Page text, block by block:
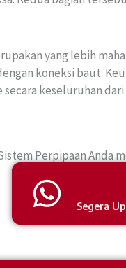
yang lebih
koneksi baut.
keseluruhan dari
Perpipaan Anda
Segera